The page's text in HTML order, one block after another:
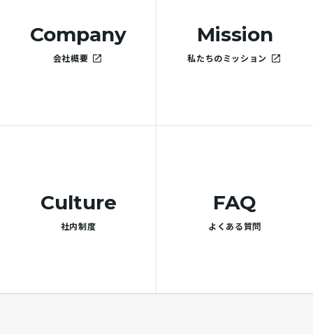
会社概要 私たちのミッション
社内制度 よくある質問